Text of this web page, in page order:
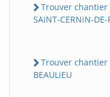
Trouver chantier
SAiNT-CERNiN-DE-
Trouver chantier
BEAULiEU